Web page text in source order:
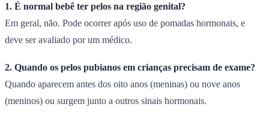
1. É normal bebê ter pelos na região genital?
Em geral, não. Pode ocorrer após uso de pomadas hormonais, e
deve ser avaliado por um médico.
2. Quando os pelos pubianos em crianças precisam de exame?
Quando aparecem antes dos oito anos (meninas) ou nove anos
(meninos) ou surgem junto a outros sinais hormonais.